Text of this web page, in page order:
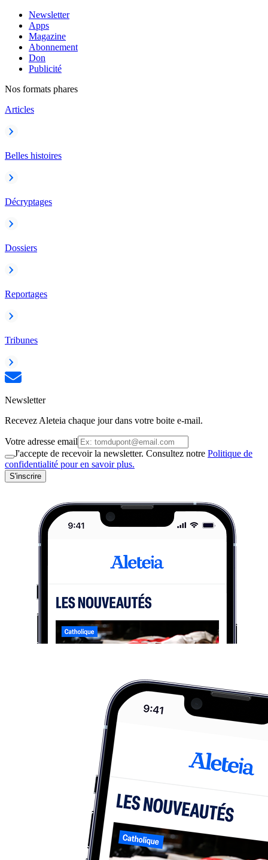
Newsletter
Apps
Magazine
Abonnement
Don
Publicité
Nos formats phares
Articles
Belles histoires
Décryptages
Dossiers
Reportages
Tribunes
Newsletter
Recevez Aleteia chaque jour dans votre boite e-mail.
Votre adresse email
J'accepte de recevoir la newsletter. Consultez notre Politique de
confidentialité pour en savoir plus.
S'inscrire